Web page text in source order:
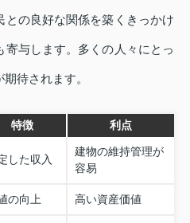
との良好な関係を築くきっかけ
与します。多くの人々にとっ
待されます。
特徴 利点
した収入
建物の維持管理が
容易
の向上 高い資産価値